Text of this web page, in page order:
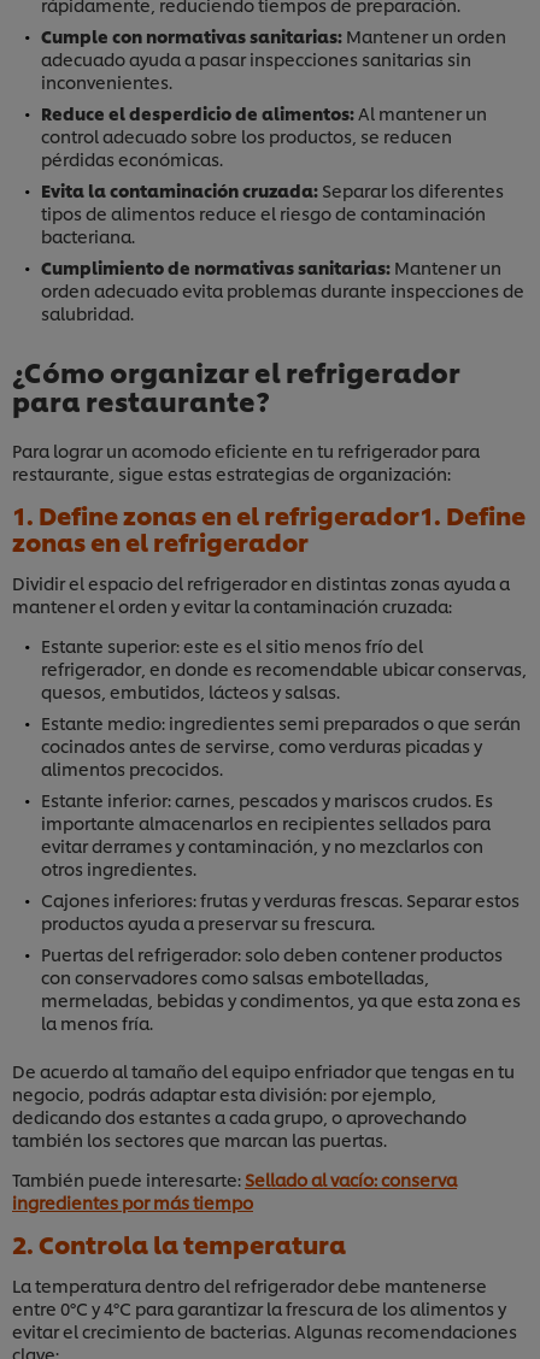
Cumple con normativas sanitarias: Mantener un orden
adecuado ayuda a pasar inspecciones sanitarias sin
inconvenientes.
Reduce el desperdicio de alimentos: Al mantener un
control adecuado sobre los productos, se reducen
pérdidas económicas.
Evita la contaminación cruzada: Separar los diferentes
tipos de alimentos reduce el riesgo de contaminación
bacteriana.
Cumplimiento de normativas sanitarias: Mantener un
orden adecuado evita problemas durante inspecciones de
salubridad.
¿Cómo organizar el refrigerador
para restaurante?
Para lograr un acomodo eficiente en tu refrigerador para
restaurante, sigue estas estrategias de organización:
1. Define zonas en el refrigerador1. Define
zonas en el refrigerador
Dividir el espacio del refrigerador en distintas zonas ayuda a
mantener el orden y evitar la contaminación cruzada:
Estante superior: este es el sitio menos frío del
refrigerador, en donde es recomendable ubicar conservas,
quesos, embutidos, lácteos y salsas.
Estante medio: ingredientes semi preparados o que serán
cocinados antes de servirse, como verduras picadas y
alimentos precocidos.
Estante inferior: carnes, pescados y mariscos crudos. Es
importante almacenarlos en recipientes sellados para
evitar derrames y contaminación, y no mezclarlos con
otros ingredientes.
Cajones inferiores: frutas y verduras frescas. Separar estos
productos ayuda a preservar su frescura.
Puertas del refrigerador: solo deben contener productos
con conservadores como salsas embotelladas,
mermeladas, bebidas y condimentos, ya que esta zona es
la menos fría.
De acuerdo al tamaño del equipo enfriador que tengas en tu
negocio, podrás adaptar esta división: por ejemplo,
dedicando dos estantes a cada grupo, o aprovechando
también los sectores que marcan las puertas.
También puede interesarte: Sellado al vacío: conserva
ingredientes por más tiempo
2. Controla la temperatura
La temperatura dentro del refrigerador debe mantenerse
entre 0°C y 4°C para garantizar la frescura de los alimentos y
evitar el crecimiento de bacterias. Algunas recomendaciones
clave: